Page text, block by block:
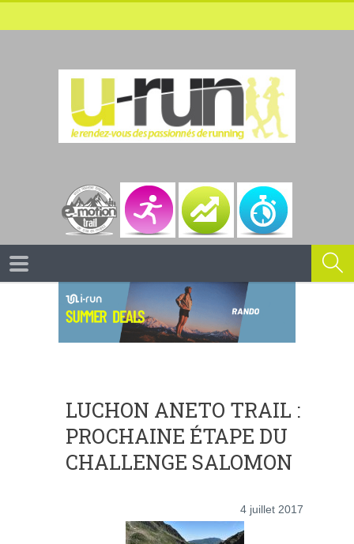
LUCHON ANETO TRAIL :
PROCHAINE ÉTAPE DU
CHALLENGE SALOMON
4 juillet 2017